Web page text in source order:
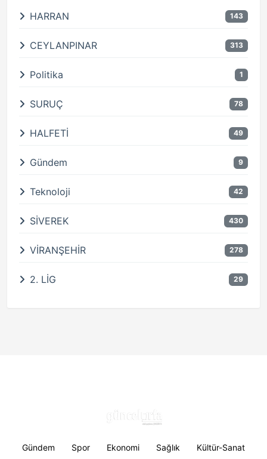
HARRAN 143
CEYLANPINAR 313
Politika 1
SURUÇ 78
HALFETİ 49
Gündem 9
Teknoloji 42
SİVEREK 430
VİRANŞEHİR 278
2. LİG 29
Footer menu
Gündem Spor Ekonomi Sağlık Kültür-Sanat